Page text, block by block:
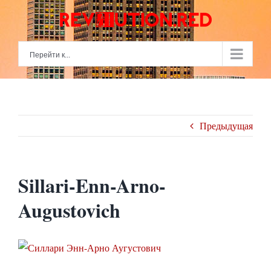
content
Перейти к...
Предыдущая
Sillari-Enn-Arno-
Augustovich